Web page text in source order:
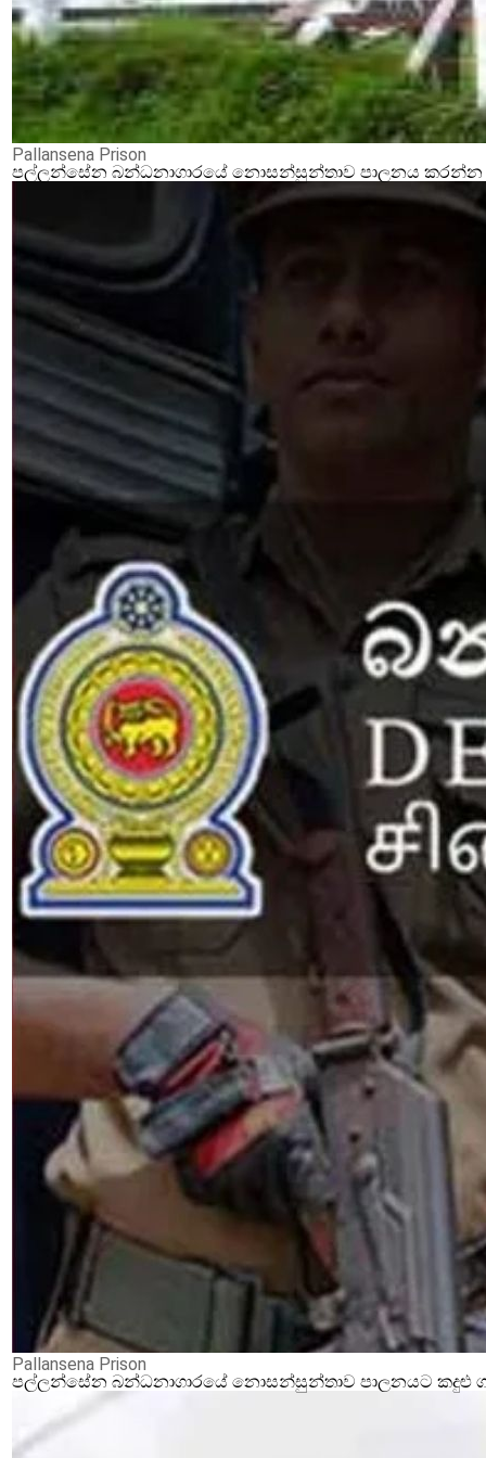
Pallansena Prison
පල්ලන්සේන බන්ධනාගාරයේ නොසන්සුන්තාව පාලනය කරන්න
Pallansena Prison
පල්ලන්සේන බන්ධනාගාරයේ නොසන්සුන්තාව පාලනයට කදුළු